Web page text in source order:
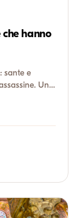
che hanno
sante e
Un